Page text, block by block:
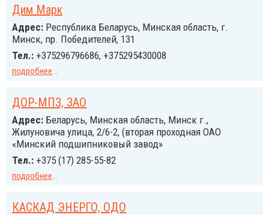
Дим Марк
Адрес: Республика Беларусь, Минская область, г.
Минск, пр. Победителей, 131
Тел.: +375296796686, +375295430008
подробнее...
ДОР-МПЗ, ЗАО
Адрес: Беларусь, Минская область, Минск г.,
Жилуновича улица, 2/6-2, (вторая проходная ОАО
«Минский подшипниковый завод»
Тел.: +375 (17) 285-55-82
подробнее...
КАСКАД ЭНЕРГО, ОДО